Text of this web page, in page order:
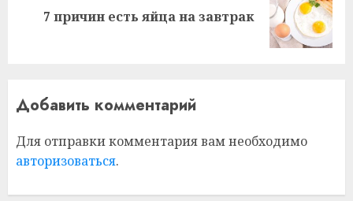
Следующая
7 причин есть яйца на завтрак
Добавить комментарий
Для отправки комментария вам необходимо
авторизоваться.